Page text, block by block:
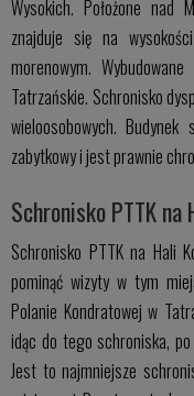
Wysokich. Położone nad
znajduje się na
morenowym.
Tatrzańskie. Schronisko
wieloosobowych.
zabytkowy i jest prawnie
Schronisko PTTK
Schronisko PTTK na Hali
pominąć wizyty w tym
Polanie Kondratowej w
idąc do tego schroniska,
Jest to najmniejsze